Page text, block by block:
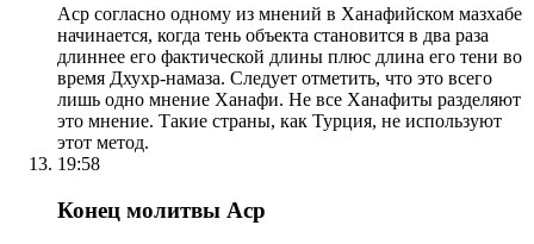
Аср согласно одному из мнений в Ханафийском мазхабе
начинается, когда тень объекта становится в два раза
длиннее его фактической длины плюс длина его тени во
время Дхухр-намаза. Следует отметить, что это всего
лишь одно мнение Ханафи. Не все Ханафиты разделяют
это мнение. Такие страны, как Турция, не используют
этот метод.
19:58
Конец молитвы Аср